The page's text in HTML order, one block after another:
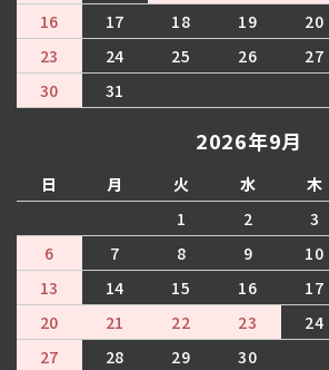
16
17 18 19 20
23
24 25 26 27
30
31
2026年9月
日 月 火 水 木
1
2 3
6
7 8 9 10
13
14 15 16 17
20
21 22 23 24
27
28 29
30